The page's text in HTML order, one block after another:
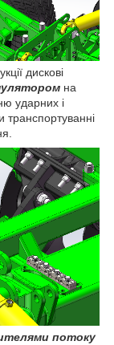
дискові
на
ударних і
транспортуванні
потоку